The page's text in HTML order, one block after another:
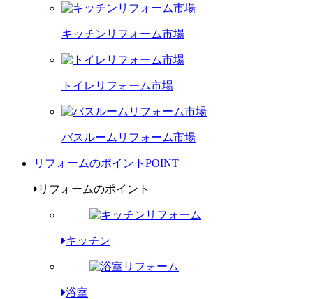
キッチンリフォーム市場
トイレリフォーム市場
バスルームリフォーム市場
リフォームのポイント POINT
リフォームのポイント
キッチン
浴室